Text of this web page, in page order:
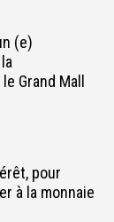
(e)
Grand Mall
pour
à la monnaie